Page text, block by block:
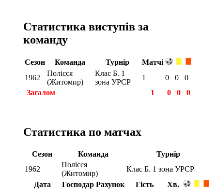
Статистика виступів за
команду
Сезон Команда Турнір
Матчі
1962
Полісся
(Житомир)
Клас Б. 1
зона УРСР
1 0 0
0
Загалом
1 0 0 0
Статистика по матчах
Сезон Команда
Турнір
1962
Полісся
(Житомир)
Клас Б. 1 зона УРСР
Дата
Господар Рахунок Гість
Хв.